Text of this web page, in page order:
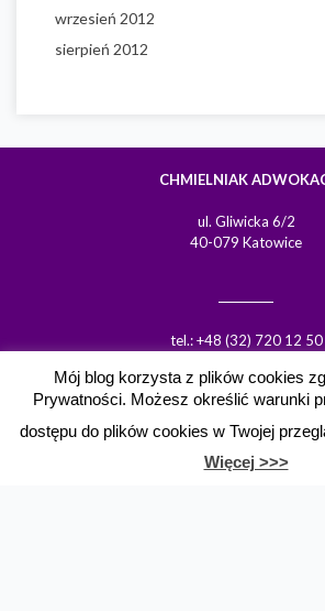
wrzesień 2012
sierpień 2012
CHMIELNIAK
ul. Gliwicka 6/2
40-079 Katowice
tel.: +48 (32) 720 12 50
fax: +48 (32) 720 12 51
email:
Mój blog korzysta z plików cookies
Prywatności. Możesz określić warunki
dostępu do plików cookies w Twojej
Więcej >>>